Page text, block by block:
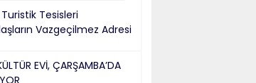
Tesisleri
Vazgeçilmez Adresi
EVİ, ÇARŞAMBA’DA